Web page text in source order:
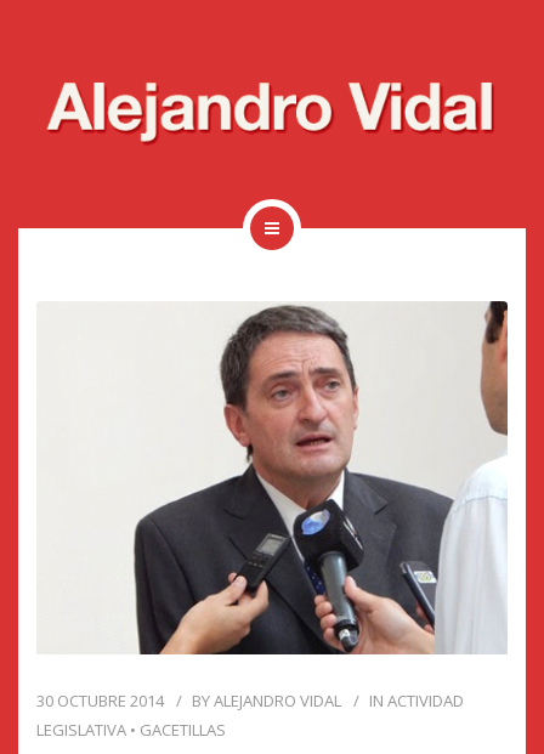
30 OCTUBRE 2014 BYALEJANDRO VIDAL IN ACTIVIDAD
LEGISLATIVA • GACETILLAS